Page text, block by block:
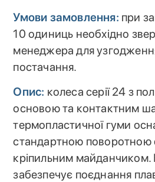
Умови замовлення: при
10 одиниць необхідно
менеджера для
постачання.
Опис: колеса серії 24 з
основою та контактним
термопластичної гуми
стандартною поворотною
кріпильним майданчиком.
забезпечує поєднання